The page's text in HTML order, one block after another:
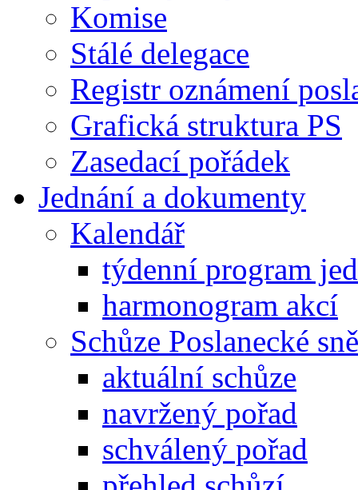
Komise
Stálé delegace
Registr oznámení
Grafická struktura PS
Zasedací pořádek
Jednání a dokumenty
Kalendář
týdenní program
harmonogram akcí
Schůze Poslanecké
aktuální schůze
navržený pořad
schválený pořad